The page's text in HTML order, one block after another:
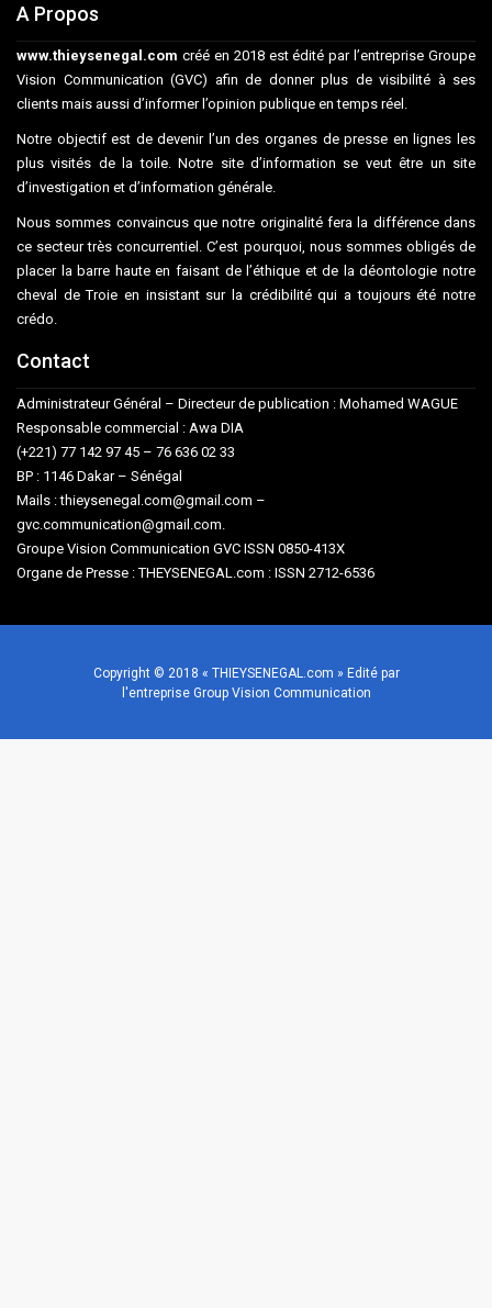
A Propos
www.thieysenegal.com créé en 2018 est édité par l’entreprise Groupe
Vision Communication (GVC) afin de donner plus de visibilité à ses
clients mais aussi d’informer l’opinion publique en temps réel.
Notre objectif est de devenir l’un des organes de presse en lignes les
plus visités de la toile. Notre site d’information se veut être un site
d’investigation et d’information générale.
Nous sommes convaincus que notre originalité fera la différence dans
ce secteur très concurrentiel. C’est pourquoi, nous sommes obligés de
placer la barre haute en faisant de l’éthique et de la déontologie notre
cheval de Troie en insistant sur la crédibilité qui a toujours été notre
crédo.
Contact
Administrateur Général – Directeur de publication : Mohamed WAGUE
Responsable commercial : Awa DIA
(+221) 77 142 97 45 – 76 636 02 33
BP : 1146 Dakar – Sénégal
Mails : thieysenegal.com@gmail.com –
gvc.communication@gmail.com.
Groupe Vision Communication GVC ISSN 0850-413X
Organe de Presse : THEYSENEGAL.com : ISSN 2712-6536
Copyright © 2018 « THIEYSENEGAL.com » Edité par
l'entreprise Group Vision Communication